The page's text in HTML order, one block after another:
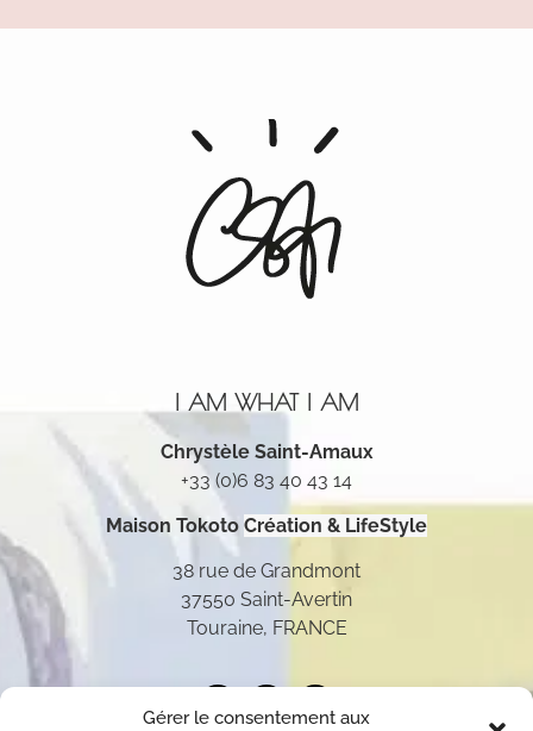
Gérer le consentement aux
I AM WHAT I AM
Chrystèle Saint-Amaux
+33 (0)6 83 40 43 14
Maison Tokoto Création & LifeStyle
38 rue de Grandmont
37550 Saint-Avertin
Touraine, FRANCE